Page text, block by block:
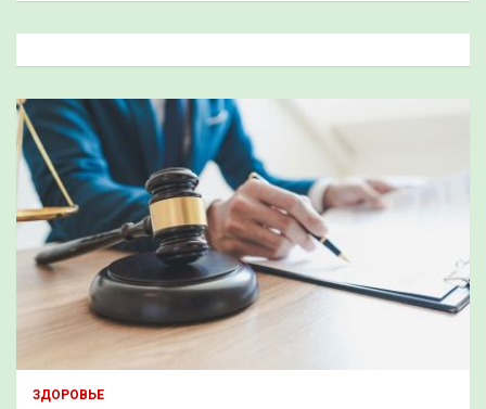
к
ЗДОРОВЬЕ